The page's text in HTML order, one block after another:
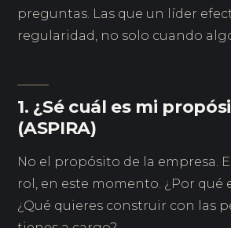
preguntas. Las que un líder
regularidad, no solo cuando
1. ¿Sé cuál es mi
(ASPIRA)
No el propósito de la empresa.
rol, en este momento. ¿Por qué
¿Qué quieres construir con las